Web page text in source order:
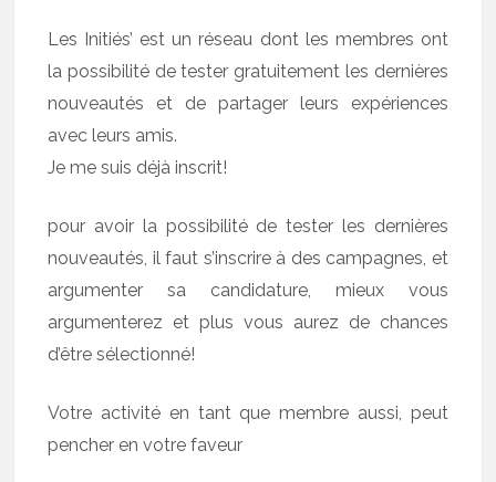
Les Initiés’ est un réseau dont les membres ont
la possibilité de tester gratuitement les dernières
nouveautés et de partager leurs expériences
avec leurs amis.
Je me suis déjà inscrit!
pour avoir la possibilité de tester les dernières
nouveautés, il faut s’inscrire à des campagnes, et
argumenter sa candidature, mieux vous
argumenterez et plus vous aurez de chances
d’être sélectionné!
Votre activité en tant que membre aussi, peut
pencher en votre faveur